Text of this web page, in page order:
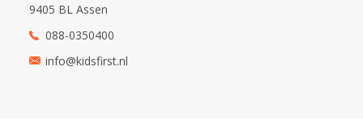
9405 BL Assen
088-0350400
info@kidsfirst.nl